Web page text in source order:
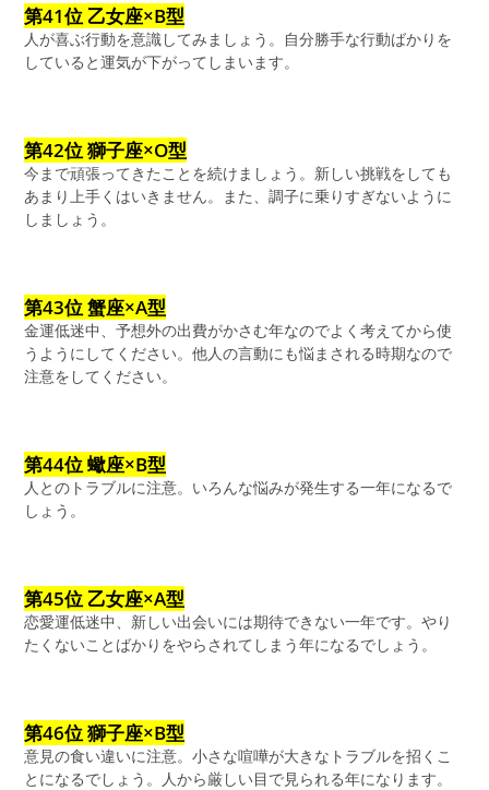
第41位 乙女座×B型
人が喜ぶ行動を意識してみましょう。自分勝手な行動ばかりを
していると運気が下がってしまいます。
第42位 獅子座×O型
今まで頑張ってきたことを続けましょう。新しい挑戦をしても
あまり上手くはいきません。また、調子に乗りすぎないように
しましょう。
第43位 蟹座×A型
金運低迷中、予想外の出費がかさむ年なのでよく考えてから使
うようにしてください。他人の言動にも悩まされる時期なので
注意をしてください。
第44位 蠍座×B型
人とのトラブルに注意。いろんな悩みが発生する一年になるで
しょう。
第45位 乙女座×A型
恋愛運低迷中、新しい出会いには期待できない一年です。やり
たくないことばかりをやらされてしまう年になるでしょう。
第46位 獅子座×B型
意見の食い違いに注意。小さな喧嘩が大きなトラブルを招くこ
とになるでしょう。人から厳しい目で見られる年になります。